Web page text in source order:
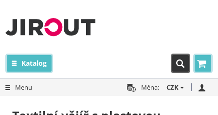
Katalog
Menu Měna: CZK